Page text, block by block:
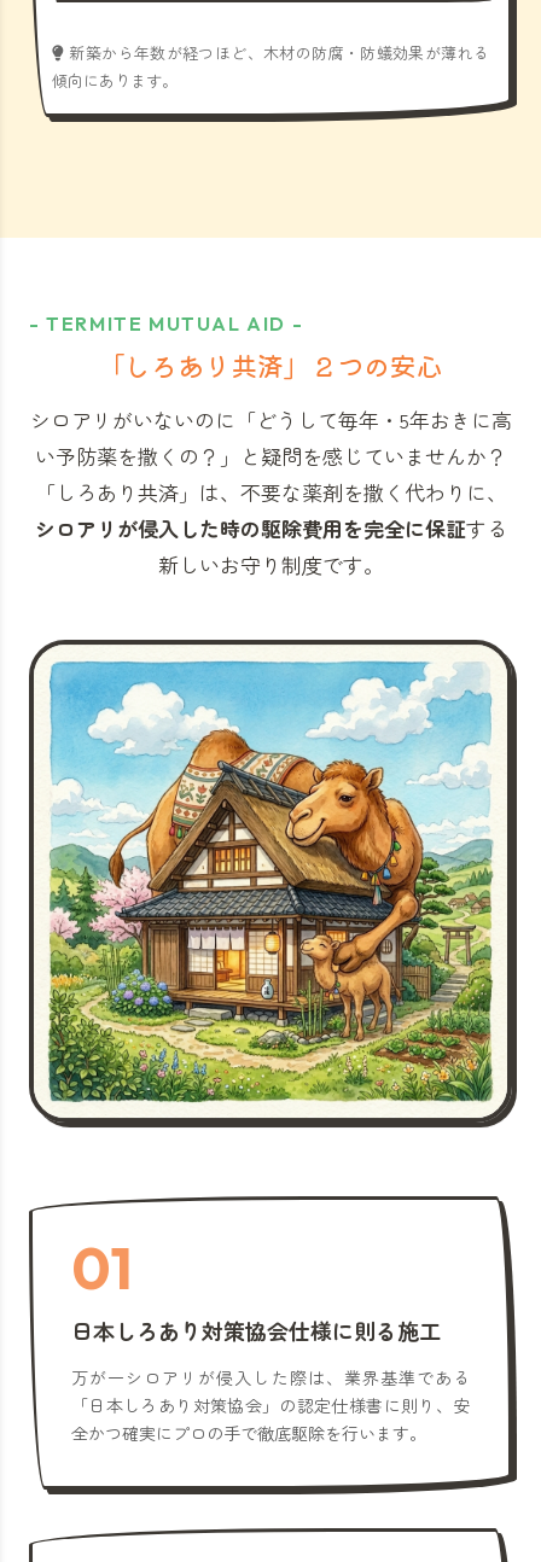
新築から年数が経つほど、木材の防腐・防蟻効果が薄れる
傾向にあります。
- TERMITE MUTUAL AID -
「しろあり共済」 ２つの安心
シロアリがいないのに「どうして毎年・5年おきに高
い予防薬を撒くの？」と 疑問を感じていませんか？
「しろあり共済」 は、不要な薬剤を撒く代わりに、
シロアリが侵入した時の駆除費用を完全に保証する
新しいお守り制度です。
01
日本しろあり対策協会仕様に則る施工
万が一シロアリが侵入した際は、業界基準である
「日本しろあり対策協会」の認定仕様書に則り、安
全かつ確実にプロの手で徹底駆除を行います。